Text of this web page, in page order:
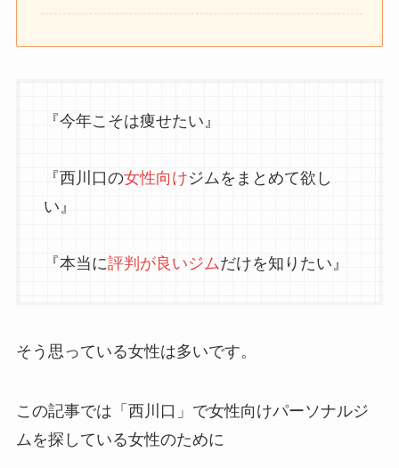
『今年こそは痩せたい』
『西川口の女性向けジムをまとめて欲し
い』
『本当に評判が良いジムだけを知りたい』
そう思っている女性は多いです。
この記事では「西川口」で女性向けパーソナルジ
ムを探している女性のために